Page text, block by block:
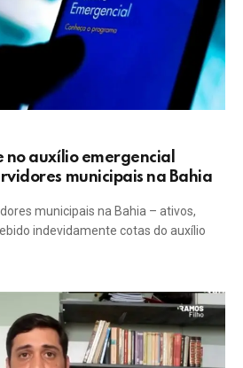
no auxílio emergencial
municipais na Bahia
municipais na Bahia – ativos,
indevidamente cotas do auxílio